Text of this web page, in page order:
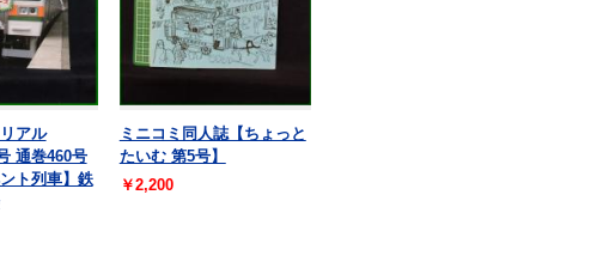
アル
通巻460号
ト列車】鉄
ミニコミ同人誌【ちょっと
たいむ 第5号】
￥2,200